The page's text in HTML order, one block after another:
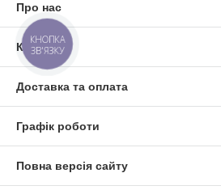
Про нас
Контакти
Доставка та оплата
Графік роботи
Повна версія сайту
КНОПКА
ЗВ'ЯЗКУ